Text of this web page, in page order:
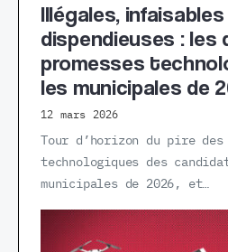
Illégales,
dispendieuses : les
promesses
les municipales de
12 mars 2026
Tour d’horizon du pire
technologiques des
municipales de 2026, et…